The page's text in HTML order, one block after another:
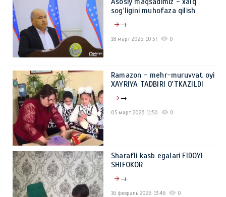
sog'ligini muhofaza qilish
→
18 март 2026, 10:57 0
Ramazon - mehr-muruvvat oyi
XAYRIYA TADBIRI O'TKAZILDI
→
05 март 2026, 11:50 0
Sharafli kasb egalari FIDOYI
SHIFOKOR
→
16 февраль 2026, 13:46 0